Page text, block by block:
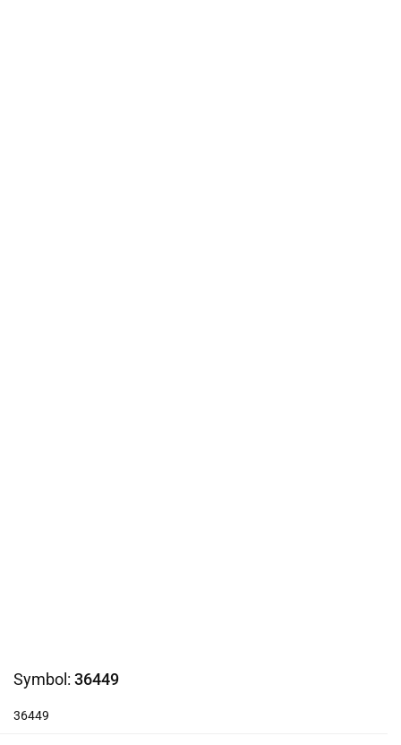
Symbol: 36449
36449